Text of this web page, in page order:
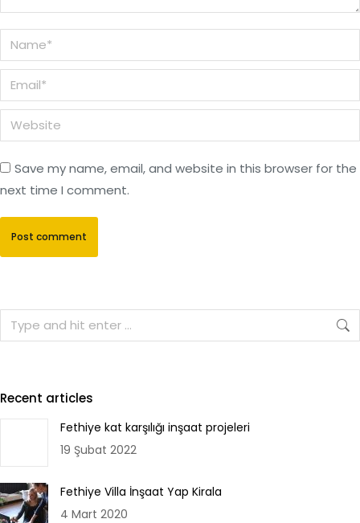
Name *
Email *
Website
Save my name, email, and website in this browser for the
next time I comment.
Post comment
Recent articles
Fethiye kat karşılığı inşaat projeleri
19 Şubat 2022
Fethiye Villa İnşaat Yap Kirala
4 Mart 2020